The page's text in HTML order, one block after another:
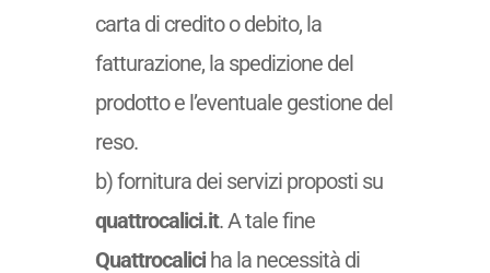
carta di credito o debito, la
fatturazione, la spedizione del
prodotto e l’eventuale gestione del
reso.
b) fornitura dei servizi proposti su
quattrocalici.it. A tale fine
Quattrocaliciha la necessità di